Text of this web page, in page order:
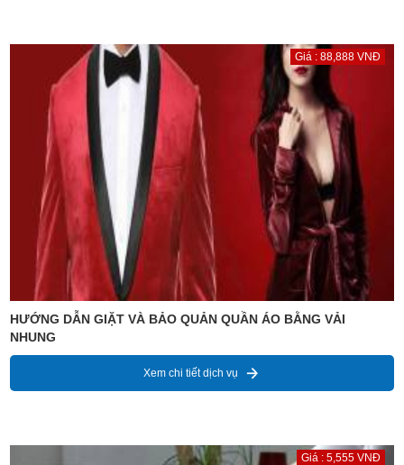
Giá : 88,888 VNĐ
HƯỚNG DẪN GIẶT VÀ BẢO QUẢN QUẦN ÁO BẰNG VẢI
NHUNG
Xem chi tiết dịch vụ
Giá : 5,555 VNĐ